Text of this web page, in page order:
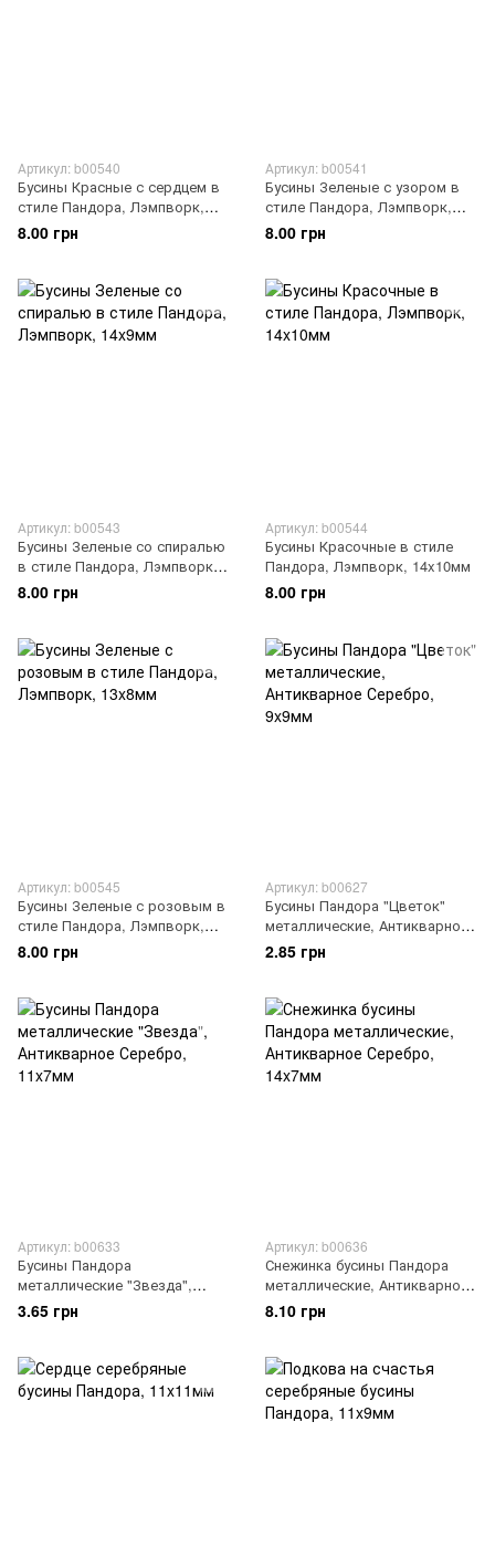
Артикул: b00540
Бусины Красные с сердцем в
стиле Пандора, Лэмпворк,
14x8мм
8.00 грн
Артикул: b00541
Бусины Зеленые с узором в
стиле Пандора, Лэмпворк,
14x9мм
8.00 грн
Артикул: b00543
Бусины Зеленые со спиралью
в стиле Пандора, Лэмпворк,
14x9мм
8.00 грн
Артикул: b00544
Бусины Красочные в стиле
Пандора, Лэмпворк, 14x10мм
8.00 грн
Артикул: b00545
Бусины Зеленые с розовым в
стиле Пандора, Лэмпворк,
13x8мм
8.00 грн
Артикул: b00627
Бусины Пандора "Цветок"
металлические, Антикварное
Серебро, 9x9мм
2.85 грн
Артикул: b00633
Бусины Пандора
металлические "Звезда",
Антикварное Серебро, 11x7мм
3.65 грн
Артикул: b00636
Снежинка бусины Пандора
металлические, Антикварное
Серебро, 14x7мм
8.10 грн